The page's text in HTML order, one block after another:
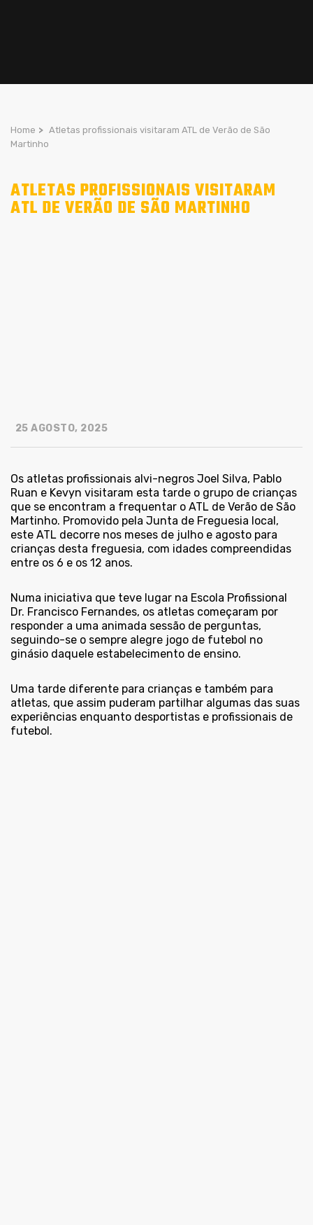
Home > Atletas profissionais visitaram ATL de Verão de São
Martinho
ATLETAS PROFISSIONAIS VISITARAM
ATL DE VERÃO DE SÃO MARTINHO
25 AGOSTO, 2025
Os atletas profissionais alvi-negros Joel Silva, Pablo
Ruan e Kevyn visitaram esta tarde o grupo de crianças
que se encontram a frequentar o ATL de Verão de São
Martinho. Promovido pela Junta de Freguesia local,
este ATL decorre nos meses de julho e agosto para
crianças desta freguesia, com idades compreendidas
entre os 6 e os 12 anos.
Numa iniciativa que teve lugar na Escola Profissional
Dr. Francisco Fernandes, os atletas começaram por
responder a uma animada sessão de perguntas,
seguindo-se o sempre alegre jogo de futebol no
ginásio daquele estabelecimento de ensino.
Uma tarde diferente para crianças e também para
atletas, que assim puderam partilhar algumas das suas
experiências enquanto desportistas e profissionais de
futebol.